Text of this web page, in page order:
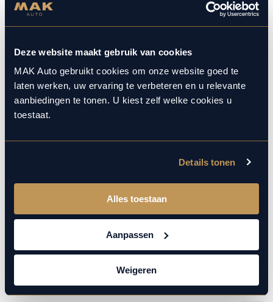
Deze website maakt gebruik van cookies
MAK Auto gebruikt cookies om onze website goed te
laten werken, uw ervaring te verbeteren en u relevante
aanbiedingen te tonen. U kiest zelf welke cookies u
toestaat.
Details tonen
Alles toestaan
Aanpassen
Weigeren
Veelgestelde vragen
Hoe weet ik welk onderhoud mijn
auto nodig heeft en wanneer?
Is vervangend vervoer mogelijk?
bij onderhoud bij jullie?
Wat is het verschil tussen klein en groot